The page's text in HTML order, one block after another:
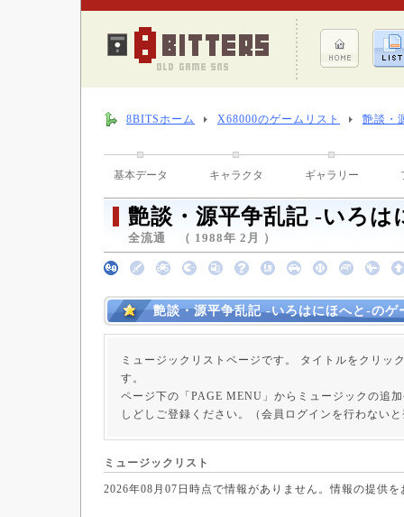
8BITSホーム X68000のゲームリスト 艶談・
基本データ キャラクタ ギャラリー
艶談・源平争乱記 -いろは
全流通 （ 1988年 2月 ）
艶談・源平争乱記 -いろはにほへと-のゲ
ミュージックリストページです。 タイトルをクリッ
す。
ページ下の「PAGE MENU」からミュージックの追
しどしご登録ください。（会員ログインを行わない
ミュージックリスト
2026年08月07日時点で情報がありません。情報の提供